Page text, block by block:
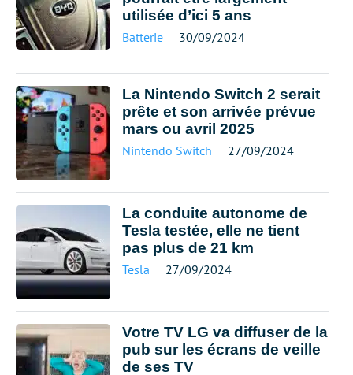
utilisée d’ici 5 ans
Batterie 30/09/2024
La Nintendo Switch 2 serait
prête et son arrivée prévue
mars ou avril 2025
Nintendo Switch 27/09/2024
La conduite autonome de
Tesla testée, elle ne tient
pas plus de 21 km
Tesla 27/09/2024
Votre TV LG va diffuser de la
pub sur les écrans de veille
de ses TV